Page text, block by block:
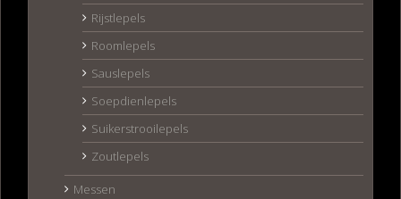
Rijstlepels
Roomlepels
Sauslepels
Soepdienlepels
Suikerstrooilepels
Zoutlepels
Messen